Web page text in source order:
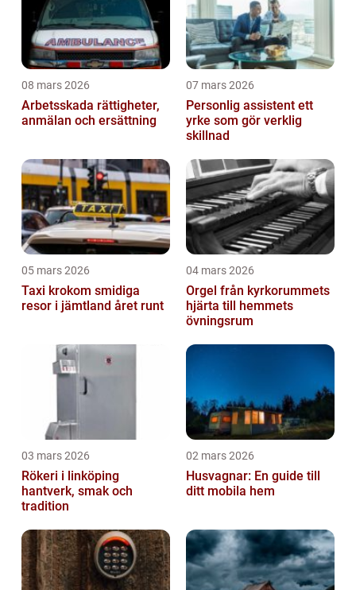
08 mars 2026
Arbetsskada rättigheter,
anmälan och ersättning
07 mars 2026
Personlig assistent ett
yrke som gör verklig
skillnad
05 mars 2026
Taxi krokom smidiga
resor i jämtland året runt
04 mars 2026
Orgel från kyrkorummets
hjärta till hemmets
övningsrum
03 mars 2026
Rökeri i linköping
hantverk, smak och
tradition
02 mars 2026
Husvagnar: En guide till
ditt mobila hem